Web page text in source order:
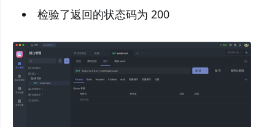
检验了返回的状态码为 200